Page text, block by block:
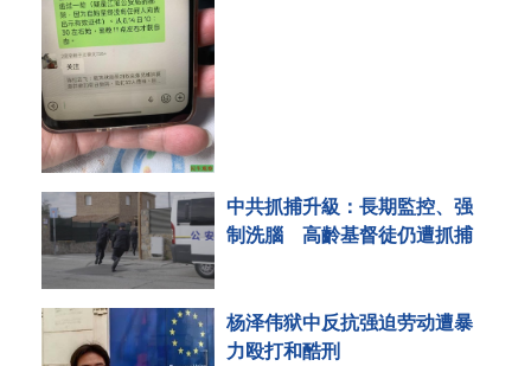
中共抓捕升級：長期監控、强
制洗腦 高齡基督徒仍遭抓捕
杨泽伟狱中反抗强迫劳动遭暴
力殴打和酷刑